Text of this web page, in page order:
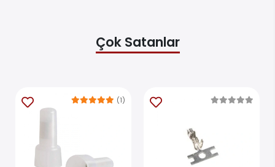
Çok Satanlar
(1)